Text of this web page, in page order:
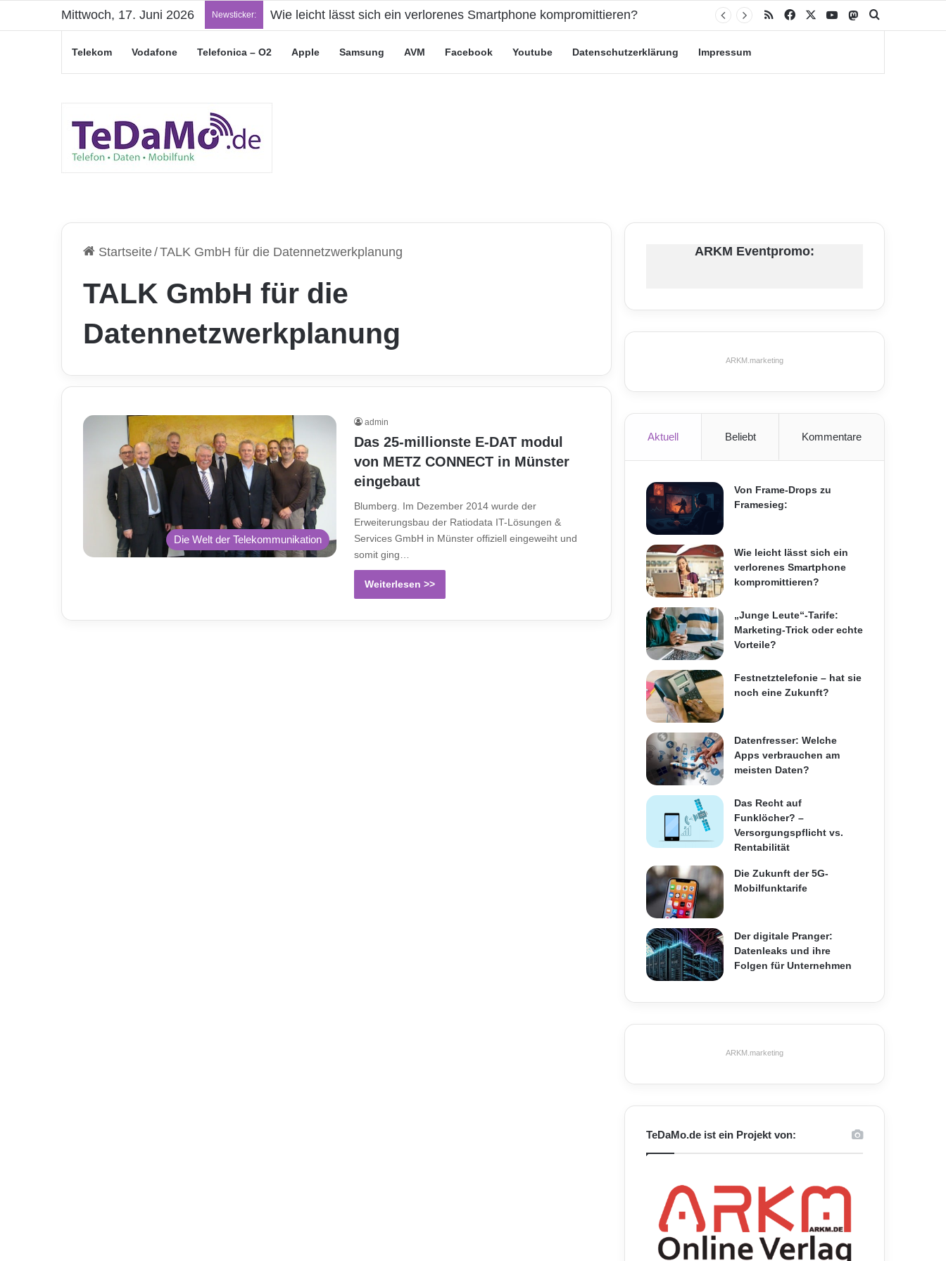
Mittwoch, 17. Juni 2026 Newsticker: Wie leicht lässt sich ein verlorenes Smartphone kompromittieren? RSS Facebook YouTubeMastodon
Telekom Vodafone Telefonica – O2 Apple Samsung AVM Facebook Youtube Datenschutzerklärung Impressum
Startseite/TALK GmbH für die Datennetzwerkplanung
TALK GmbH für die
Datennetzwerkplanung
Die Welt der Telekommunikation
admin
Das 25-millionste E-DAT modul
von METZ CONNECT in Münster
eingebaut
Blumberg. Im Dezember 2014 wurde der
Erweiterungsbau der Ratiodata IT-Lösungen &
Services GmbH in Münster offiziell eingeweiht und
somit ging…
Weiterlesen >>
ARKM Eventpromo:
ARKM.marketing
Aktuell Beliebt Kommentare
Von Frame-Drops zu
Framesieg:
Wie leicht lässt sich ein
verlorenes Smartphone
kompromittieren?
„Junge Leute“-Tarife:
Marketing-Trick oder echte
Vorteile?
Festnetztelefonie – hat sie
noch eine Zukunft?
Datenfresser: Welche
Apps verbrauchen am
meisten Daten?
Das Recht auf
Funklöcher? –
Versorgungspflicht vs.
Rentabilität
Die Zukunft der 5G-
Mobilfunktarife
Der digitale Pranger:
Datenleaks und ihre
Folgen für Unternehmen
ARKM.marketing
TeDaMo.de ist ein Projekt von: